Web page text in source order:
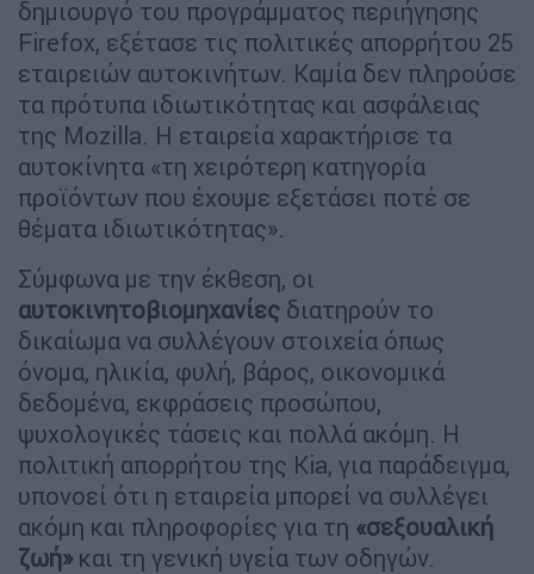
δημιουργό του προγράμματος περιήγησης
Firefox, εξέτασε τις πολιτικές απορρήτου 25
εταιρειών αυτοκινήτων. Καμία δεν πληρούσε
τα πρότυπα ιδιωτικότητας και ασφάλειας
της Mozilla. Η εταιρεία χαρακτήρισε τα
αυτοκίνητα «τη χειρότερη κατηγορία
προϊόντων που έχουμε εξετάσει ποτέ σε
θέματα ιδιωτικότητας».
Σύμφωνα με την έκθεση, οι
αυτοκινητοβιομηχανίες διατηρούν το
δικαίωμα να συλλέγουν στοιχεία όπως
όνομα, ηλικία, φυλή, βάρος, οικονομικά
δεδομένα, εκφράσεις προσώπου,
ψυχολογικές τάσεις και πολλά ακόμη. Η
πολιτική απορρήτου της Kia, για παράδειγμα,
υπονοεί ότι η εταιρεία μπορεί να συλλέγει
ακόμη και πληροφορίες για τη «σεξουαλική
ζωή» και τη γενική υγεία των οδηγών.